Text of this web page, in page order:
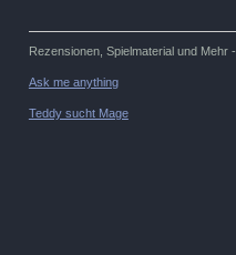
Rezensionen, Spielmaterial und Mehr -
Ask me anything
Teddy sucht Mage